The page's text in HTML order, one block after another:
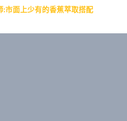
:市面上少有的香蕉萃取搭配